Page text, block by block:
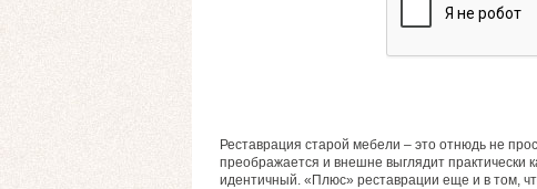
Реставрация старой мебели – это отнюдь не
преображается и внешне выглядит практически
идентичный. «Плюс» реставрации еще и в том,